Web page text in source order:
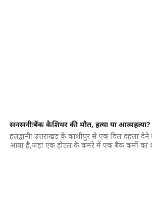
सनसनीःबैंक कैशियर की मौत, हत्या या आत्महत्या?
हलद्वानीः उत्तराखंड के काशीपुर से एक दिल दहला देने
आया है,जहां एक होटल के कमरे में एक बैंक कर्मी का